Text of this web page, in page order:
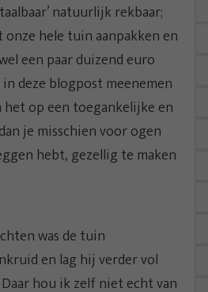
natuurlijk rekbaar;
hele tuin aanpakken en
een paar duizend euro
deze blogpost meenemen
het op een toegankelijke en
je misschien voor ogen
hebt, gezellig te maken
was de tuin
en lag hij verder vol
hou ik zelf niet echt van